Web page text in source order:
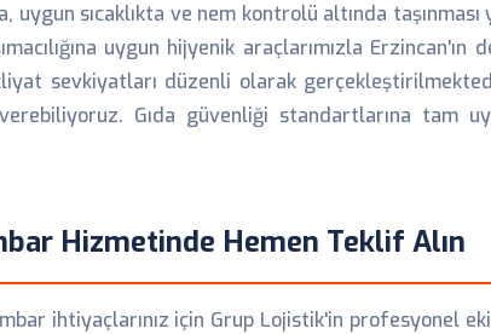
sıcaklıkta ve nem kontrolü altında
uygun hijyenik araçlarımızla
sevkiyatları düzenli olarak
Gıda güvenliği standartlarına
Hizmetinde Hemen Teklif Alın
ihtiyaçlarınız için Grup Lojistik'in profesyonel